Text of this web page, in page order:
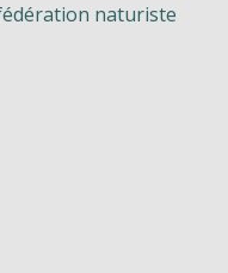
naturiste